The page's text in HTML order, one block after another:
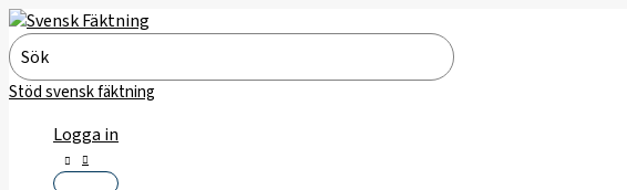
Hoppa
till
innehåll
Search
for:
Stöd svensk fäktning
Logga in